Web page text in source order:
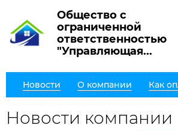
Общество с
ограниченной
ответственностью
"Управляющая...
Новости О компании Как
Новости компании